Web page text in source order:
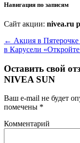
Навигация по записям
Сайт акции: nivea.ru
← Акция в
в Карусели «Откройте
Оставить свой
NIVEA SUN
Ваш e-mail не будет
помечены *
Комментарий